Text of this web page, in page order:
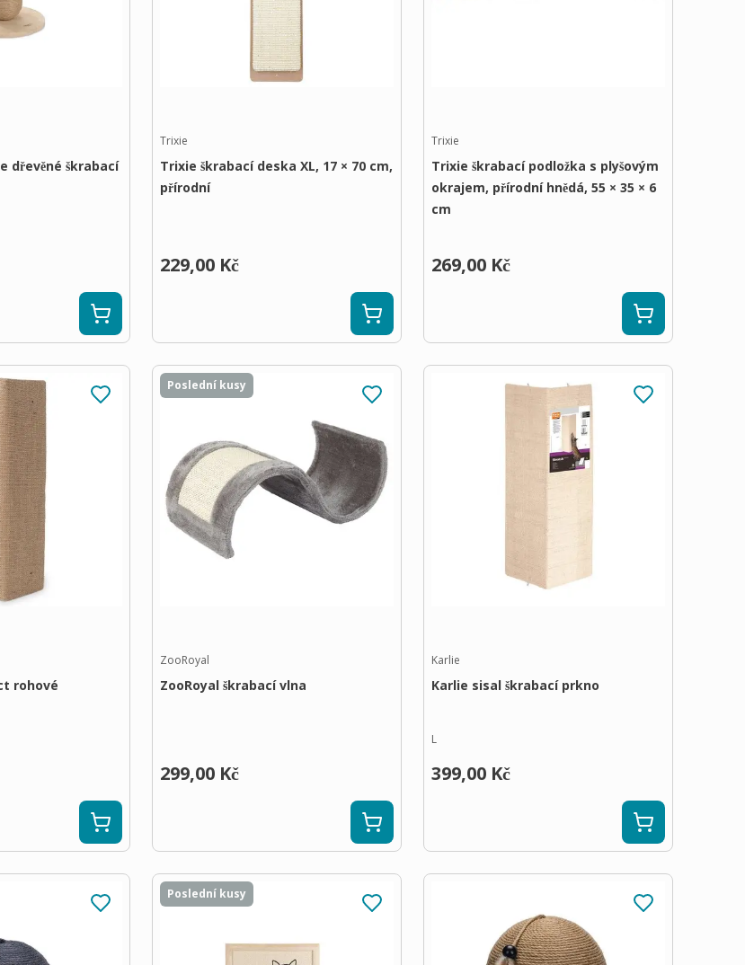
dřevěné škrabací
Trixie
Trixie škrabací deska XL, 17 × 70 cm,
přírodní
229,00 Kč
Trixie
Trixie škrabací podložka s plyšovým
okrajem, přírodní hnědá, 55 × 35 × 6
cm
269,00 Kč
rohové
Poslední kusy
ZooRoyal
ZooRoyal škrabací vlna
299,00 Kč
Karlie
Karlie sisal škrabací prkno
L
399,00 Kč
Poslední kusy